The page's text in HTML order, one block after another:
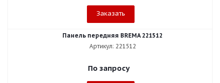
Заказать
Панель передняя BREMA 221512
Артикул: 221512
По запросу